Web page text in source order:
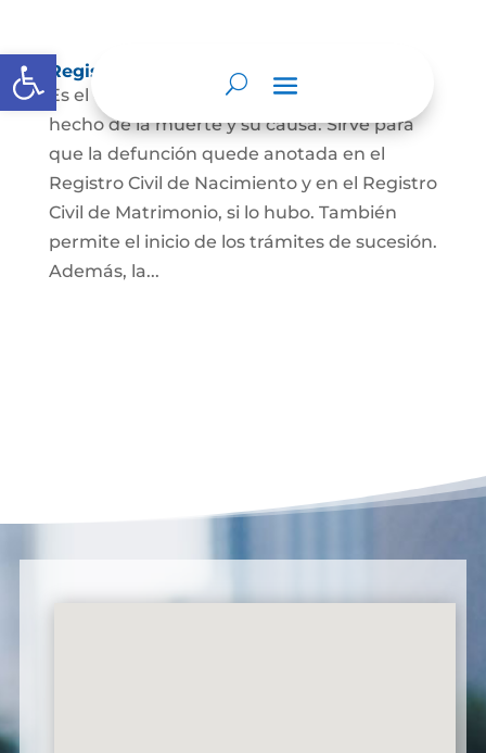
Abrir barra de herramientas
Registro Civil de Defunción
Es el documento público que prueba el
hecho de la muerte y su causa. Sirve para
que la defunción quede anotada en el
Registro Civil de Nacimiento y en el Registro
Civil de Matrimonio, si lo hubo. También
permite el inicio de los trámites de sucesión.
Además, la...